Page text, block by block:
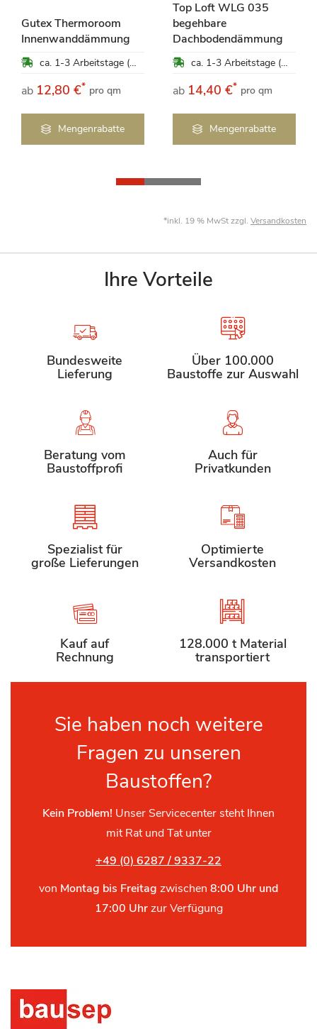
Gutex Thermoroom
Innenwanddämmung
ca. 1-3 Arbeitstage (Mo-Fr)
ab 12,80 €* pro qm
Mengenrabatte
Top Loft WLG 035
begehbare
Dachbodendämmung
ca. 1-3 Arbeitstage (Mo-Fr)
ab 14,40 €* pro qm
Mengenrabatte
*inkl. 19 % MwSt zzgl. Versandkosten
Ihre Vorteile
Bundesweite
Lieferung
Über 100.000
Baustoffe zur Auswahl
Beratung vom
Baustoffprofi
Auch für
Privatkunden
Spezialist für
große Lieferungen
Optimierte
Versandkosten
Kauf auf
Rechnung
128.000 t Material
transportiert
Sie haben noch weitere
Fragen zu unseren
Baustoffen?
Kein Problem! Unser Servicecenter steht Ihnen
mit Rat und Tat unter
+49 (0) 6287 / 9337-22
von Montag bis Freitag zwischen 8:00 Uhr und
17:00 Uhrzur Verfügung